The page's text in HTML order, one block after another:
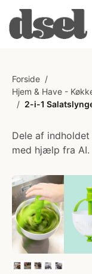
Forside /
Hjem & Have -
/ 2-i-1
Dele af
med hjælp fra AI.